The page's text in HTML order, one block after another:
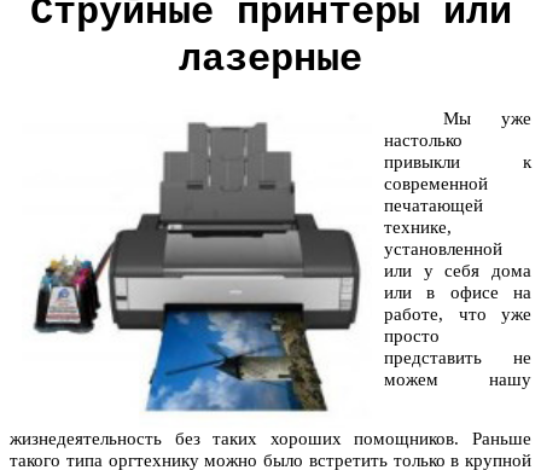
Струйные принтеры или
лазерные
Мы уже
настолько
привыкли к
современной
печатающей
технике,
установленной
или у себя дома
или в офисе на
работе, что уже
просто
представить не
можем нашу
жизнедеятельность без таких хороших помощников. Раньше
такого типа оргтехнику можно было встретить только в крупной